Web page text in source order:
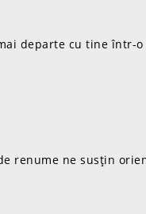
departe cu tine
renume ne susțin